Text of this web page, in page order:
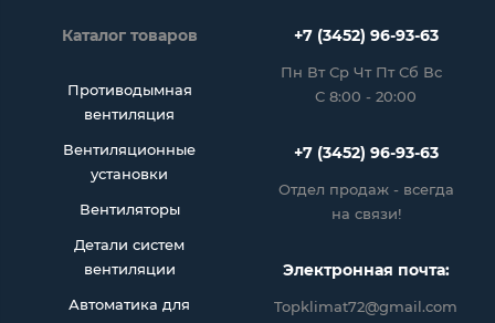
Каталог товаров
Противодымная
вентиляция
Вентиляционные
установки
Вентиляторы
Детали систем
вентиляции
Автоматика для
+7 (3452) 96-93-63
Пн Вт Ср Чт Пт Сб Вс
С 8:00 - 20:00
+7 (3452) 96-93-63
Отдел продаж - всегда
на связи!
Электронная почта:
Topklimat72@gmail.com